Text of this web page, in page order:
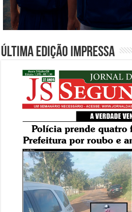
Última edição impressa